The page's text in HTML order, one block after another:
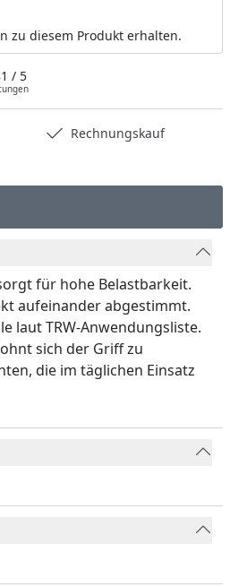
zu diesem Produkt erhalten.
/ 5
Rechnungskauf
für hohe Belastbarkeit.
aufeinander abgestimmt.
laut TRW-Anwendungsliste.
sich der Griff zu
die im täglichen Einsatz